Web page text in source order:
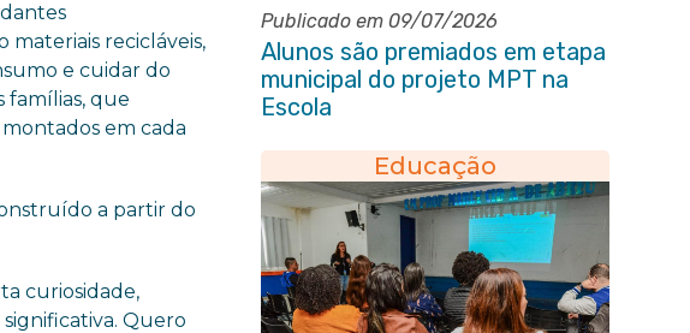
materiais recicláveis,
e cuidar do
famílias, que
em cada
a partir do
curiosidade,
Quero
Publicado em 09/07/2026
Alunos são premiados em etapa
municipal do projeto MPT na
Escola
Educação